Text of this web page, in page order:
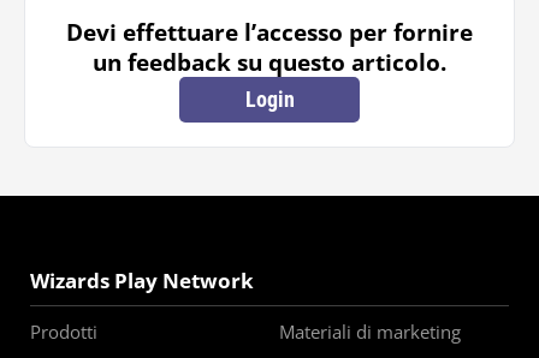
Devi effettuare l’accesso per fornire
un feedback su questo articolo.
Login
Wizards Play Network
Prodotti
Materiali di marketing